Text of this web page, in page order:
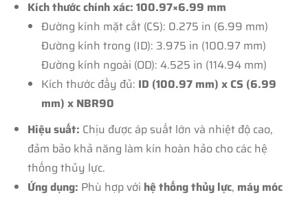
Kích thước chính xác: 100.97×6.99 mm
Đường kính mặt cắt (CS): 0.275 in (6.99 mm)
Đường kính trong (ID): 3.975 in (100.97 mm)
Đường kính ngoài (OD): 4.525 in (114.94 mm)
Kích thước đầy đủ: ID (100.97 mm) x CS (6.99
mm) x NBR90
Hiệu suất: Chịu được áp suất lớn và nhiệt độ cao,
đảm bảo khả năng làm kín hoàn hảo cho các hệ
thống thủy lực.
Ứng dụng: Phù hợp với hệ thống thủy lực, máy móc